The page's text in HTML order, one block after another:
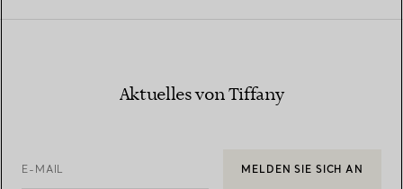
Aktuelles von Tiffany
E-MAIL MELDEN SIE SICH AN